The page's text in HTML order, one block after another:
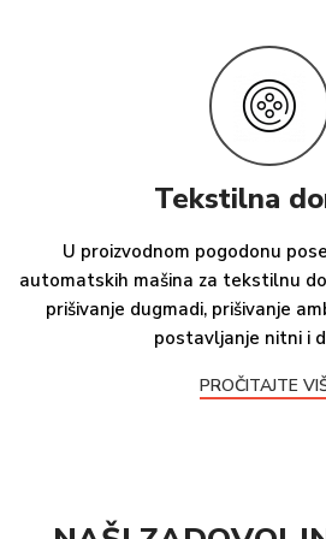
Tekstilna
U proizvodnom pogodonu
automatskih mašina za tekstilnu
prišivanje dugmadi, prišivanje
postavljanje nitni i
PROČITAJTE